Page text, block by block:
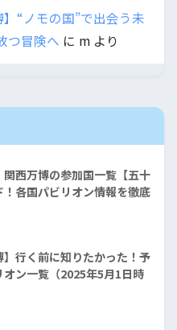
】“ノモの国”で出会う未
つ冒険へ に m より
西万博の参加国一覧【五十
各国パビリオン情報を徹底
】行く前に知りたかった！予
ン一覧（2025年5月1日時